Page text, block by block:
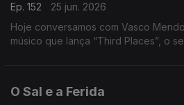
Ep. 152
25 jun. 2026
Hoje conversamos com Vasco
músico que lança “Third Places”, o
O Sal e a Ferida